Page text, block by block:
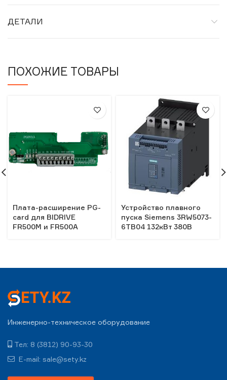
ДЕТАЛИ
ПОХОЖИЕ ТОВАРЫ
Плата-расширение PG-
card для BIDRIVE
FR500M и FR500A
Устройство плавного
пуска Siemens 3RW5073-
6TB04 132кВт 380В
Инженерно-техническое оборудование
Тел: 8 (3812) 90-93-30
E-mail: sale@sety.kz